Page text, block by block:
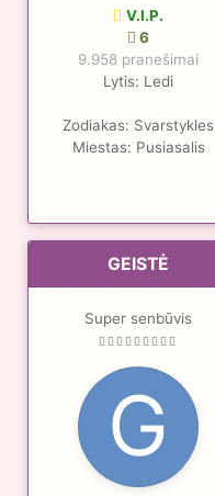
V.I.P.
6
9.958 pranešimai
Lytis: Ledi
Zodiakas: Svarstykles
Miestas: Pusiasalis
GEISTĖ
Super senbūvis